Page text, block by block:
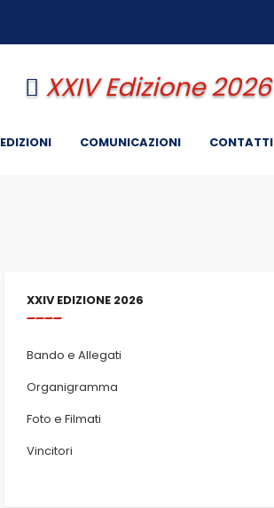
XXIV Edizione 2026
EDIZIONI COMUNICAZIONI CONTATTI
XXIV EDIZIONE 2026
Bando e Allegati
Organigramma
Foto e Filmati
Vincitori